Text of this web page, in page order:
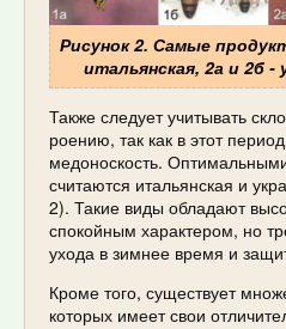
Рисунок 2. Самые
итальянская, 2а и 2б -
Также следует учитывать
роению, так как в этот
медоноскость.
считаются итальянская и
2). Такие виды обладают
спокойным характером, но
ухода в зимнее время и
Кроме того, существует
которых имеет свои